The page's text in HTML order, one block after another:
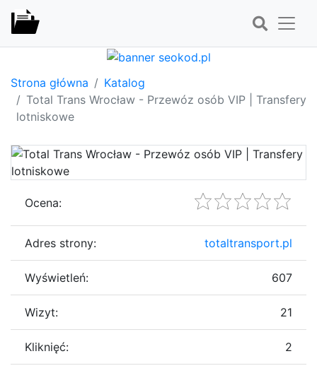
Strona główna
Katalog
Total Trans Wrocław - Przewóz osób VIP | Transfery
lotniskowe
Ocena:
Adres strony: totaltransport.pl
Wyświetleń: 607
Wizyt: 21
Kliknięć: 2